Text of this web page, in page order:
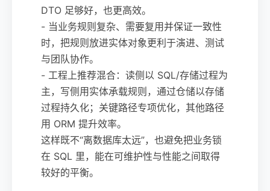
DTO 足够好，也更高效。
- 当业务规则复杂、需要复用并保证一致性
时，把规则放进实体对象更利于演进、测试
与团队协作。
- 工程上推荐混合：读侧以 SQL/存储过程为
主，写侧用实体承载规则，通过仓储以存储
过程持久化；关键路径专项优化，其他路径
用 ORM 提升效率。
这样既不“离数据库太远”，也避免把业务锁
在 SQL 里，能在可维护性与性能之间取得
较好的平衡。